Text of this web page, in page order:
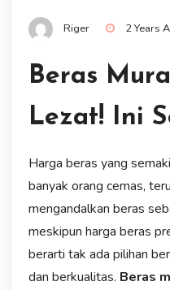
Riger 2 Years
Beras
Lezat! Ini
Harga beras yang
banyak orang cemas,
mengandalkan beras
meskipun harga beras
berarti tak ada pilihan
dan berkualitas. Beras